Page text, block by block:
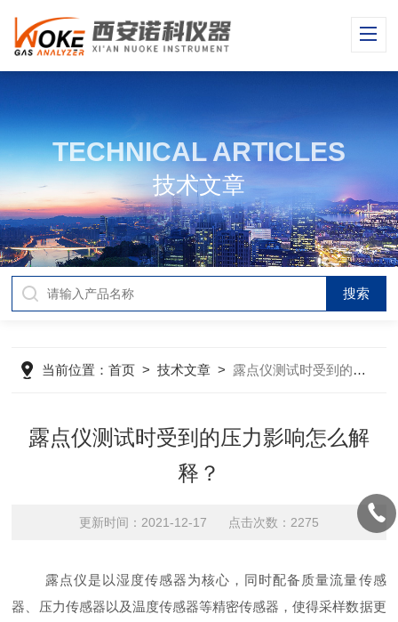
TECHNICAL ARTICLES
技术文章
当前位置：首页 >技术文章 > 露点仪测试时受到的压力影响怎么解释？
露点仪测试时受到的压力影响怎么解
释？
更新时间：2021-12-17 点击次数：2275
露点仪是以湿度传感器为核心，同时配备质量流量传感
器、压力传感器以及温度传感器等精密传感器，使得采样数据更